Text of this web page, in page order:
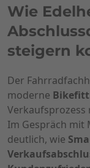
Wie
steigern
Der
moderne
Im Gespräch mit
deutlich, wie